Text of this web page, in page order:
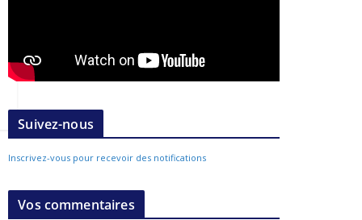
Suivez-nous
Inscrivez-vous pour recevoir des notifications
Vos commentaires